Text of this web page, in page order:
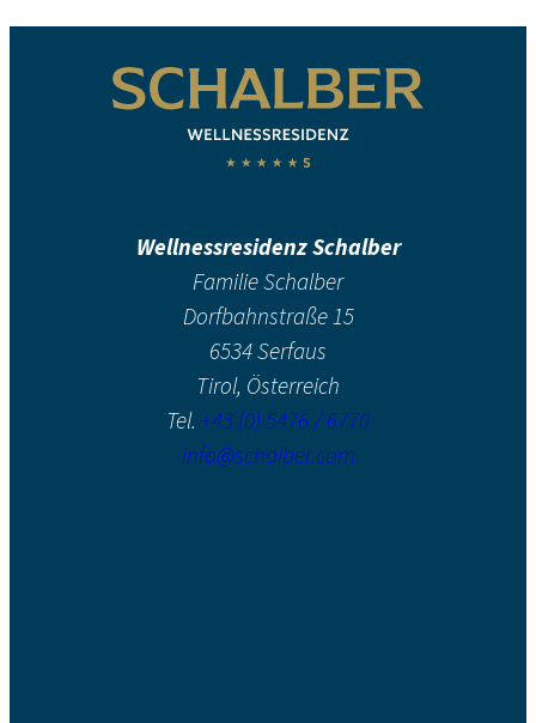
Wellnessresidenz Schalber
Familie Schalber
Dorfbahnstraße 15
6534 Serfaus
Tirol, Österreich
Tel. +43 (0) 5476 / 6770
info@schalber.com